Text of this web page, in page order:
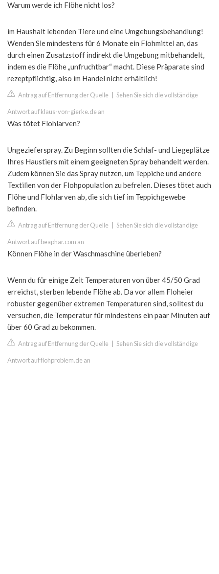
Warum werde ich Flöhe nicht los?
im Haushalt lebenden Tiere und eine Umgebungsbehandlung!
Wenden Sie mindestens für 6 Monate ein Flohmittel an, das
durch einen Zusatzstoff indirekt die Umgebung mitbehandelt,
indem es die Flöhe „unfruchtbar“ macht. Diese Präparate sind
rezeptpflichtig, also im Handel nicht erhältlich!
Antrag auf Entfernung der Quelle Sehen Sie sich die vollständige
Antwort auf klaus-von-gierke.de an
Was tötet Flohlarven?
Ungezieferspray. Zu Beginn sollten die Schlaf- und Liegeplätze
Ihres Haustiers mit einem geeigneten Spray behandelt werden.
Zudem können Sie das Spray nutzen, um Teppiche und andere
Textilien von der Flohpopulation zu befreien. Dieses tötet auch
Flöhe und Flohlarven ab, die sich tief im Teppichgewebe
befinden.
Antrag auf Entfernung der Quelle Sehen Sie sich die vollständige
Antwort auf beaphar.com an
Können Flöhe in der Waschmaschine überleben?
Wenn du für einige Zeit Temperaturen von über 45/50 Grad
erreichst, sterben lebende Flöhe ab. Da vor allem Floheier
robuster gegenüber extremen Temperaturen sind, solltest du
versuchen, die Temperatur für mindestens ein paar Minuten auf
über 60 Grad zu bekommen.
Antrag auf Entfernung der Quelle Sehen Sie sich die vollständige
Antwort auf flohproblem.de an